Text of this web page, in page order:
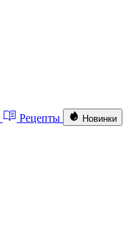
Рецепты Новинки